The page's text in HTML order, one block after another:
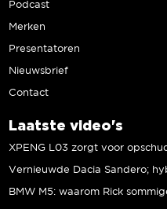
Podcast
Merken
Presentatoren
Nieuwsbrief
Contact
Laatste video's